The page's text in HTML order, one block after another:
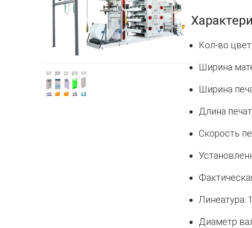
Кол-во
Ширина
Ширина
Длина
Скорость
Линеатура:
Диаметр